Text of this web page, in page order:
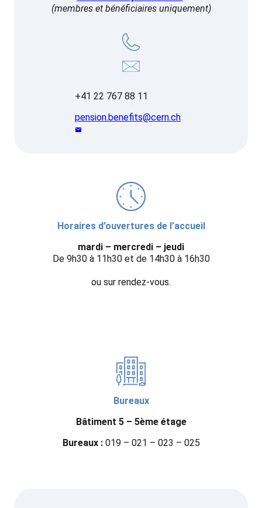
(membres et bénéficiaires uniquement)
+41 22 767 88 11
pension.benefits@cern.ch
Horaires d’ouvertures de l’accueil
mardi – mercredi – jeudi
De 9h30 à 11h30 et de 14h30 à 16h30
ou sur rendez-vous.
Bureaux
Bâtiment 5 – 5ème étage
Bureaux :019 – 021 – 023 – 025